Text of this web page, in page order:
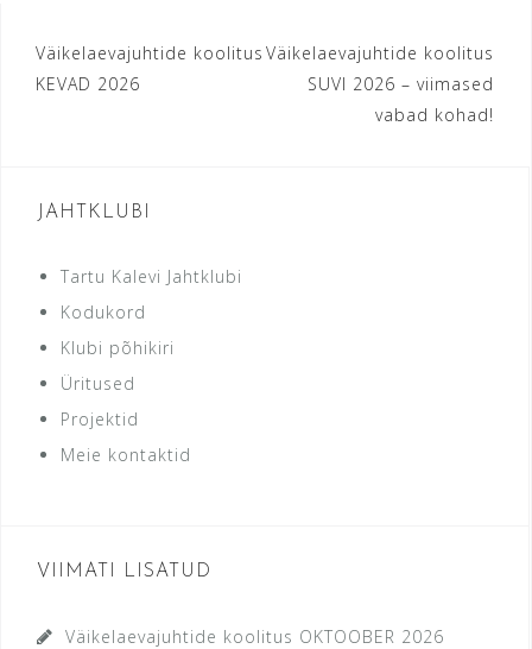
Navigeerimine
Väikelaevajuhtide koolitus
KEVAD 2026
Väikelaevajuhtide koolitus
SUVI 2026 – viimased
vabad kohad!
JAHTKLUBI
Tartu Kalevi Jahtklubi
Kodukord
Klubi põhikiri
Üritused
Projektid
Meie kontaktid
VIIMATI LISATUD
Väikelaevajuhtide koolitus OKTOOBER 2026